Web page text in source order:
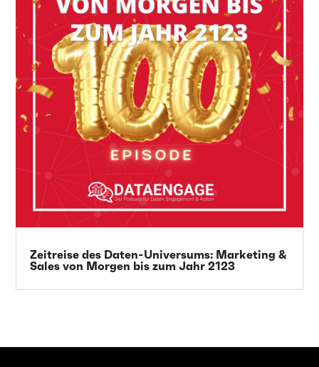
Zeitreise des Daten-Universums: Marketing &
Sales von Morgen bis zum Jahr 2123